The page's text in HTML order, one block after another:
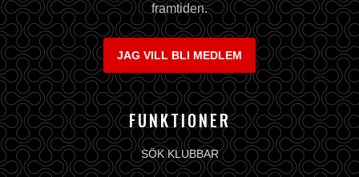
framtiden.
JAG VILL BLI MEDLEM
FUNKTIONER
SÖK KLUBBAR